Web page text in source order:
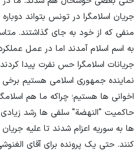
جریان اسلامگرا در تونس بتواند
منفی که از خود به جای گذاشتند.
به اسم اسلام آمدند اما در عمل
جریانات اسلامگرا حس نفرت پیدا
نماینده جمهوری اسلامی هستیم
اخوانی ها هستیم؛ چراکه ما هم
حاکمیت "النهضة" سلفی ها رشد
ها به سوریه اعزام شدند تا علیه
کنند. حتی یک پرونده برای آقای